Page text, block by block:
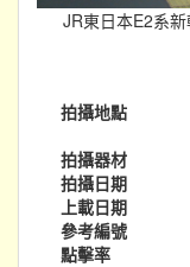
JR東日本E2系
拍攝地點
拍攝器材
拍攝日期
上載日期
參考編號
點擊率